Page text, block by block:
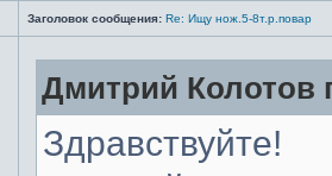
Заголовок сообщения: Re: Ищу нож.5-8т.р.повар
Дмитрий Колотов
Здравствуйте!